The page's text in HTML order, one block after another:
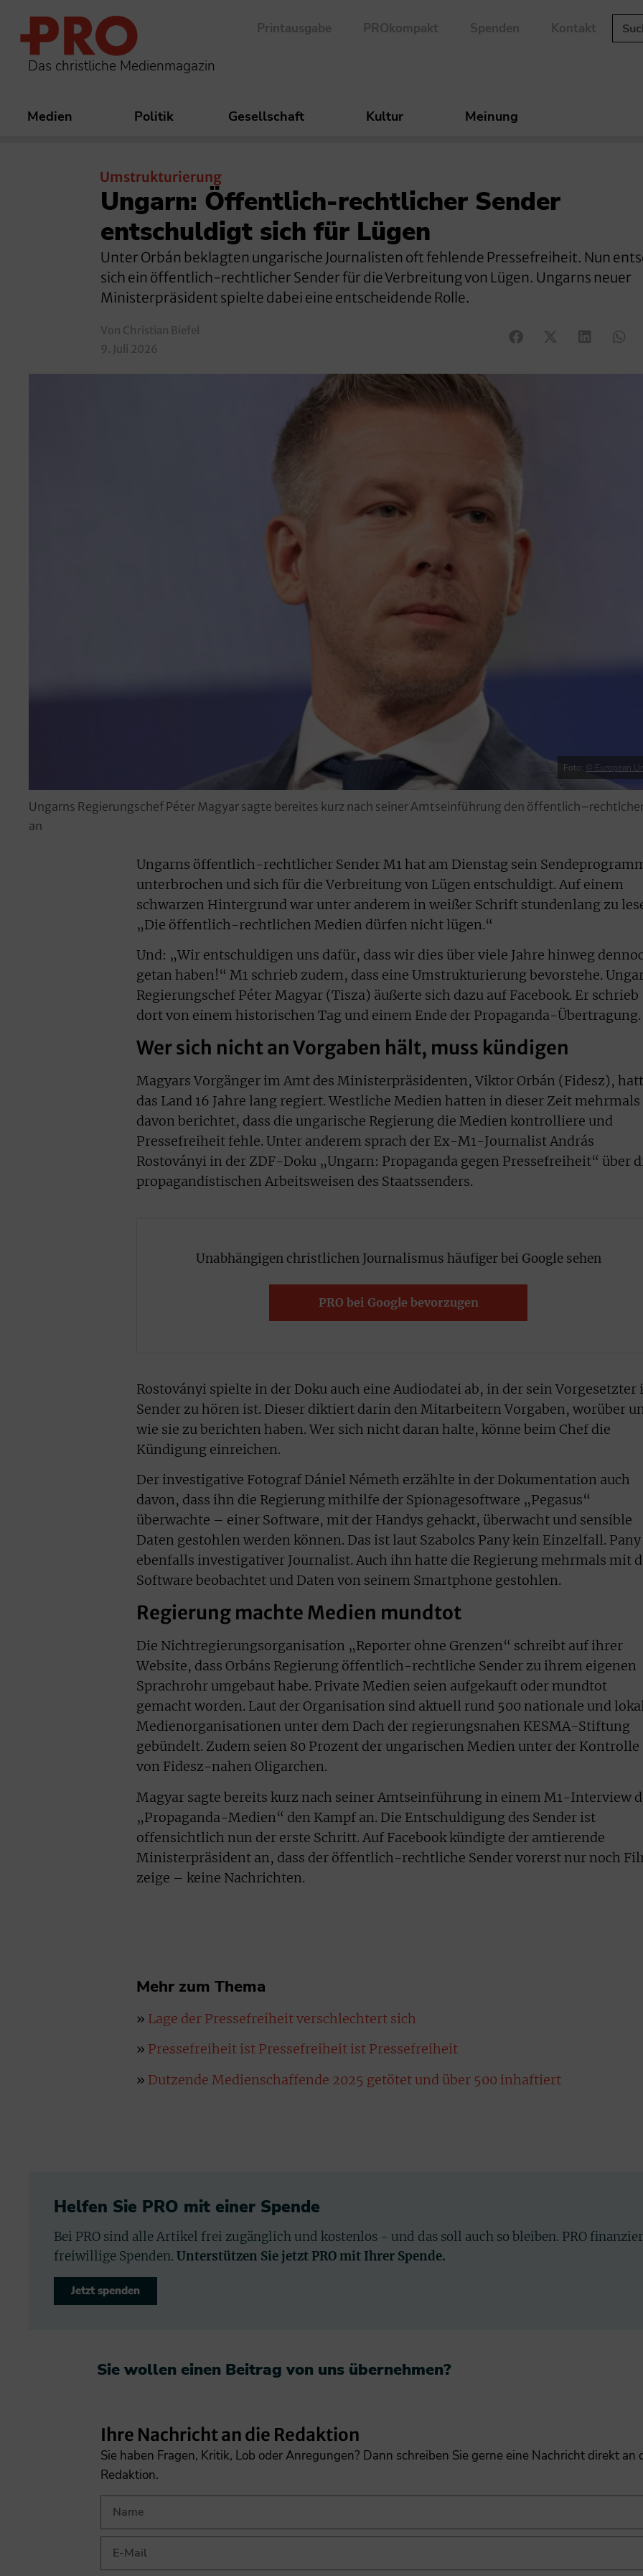
Das christliche Medienmagazin
Printausgabe PROkompakt Spenden Kontakt
Medien Politik Gesellschaft Kultur Meinung
Umstrukturierung
Ungarn: Öffentlich-rechtlicher Sender
entschuldigt sich für Lügen
Unter Orbán beklagten ungarische Journalisten oft fehlende Pressefreiheit. Nun
sich ein öffentlich-rechtlicher Sender für die Verbreitung von Lügen. Ungarns neuer
Ministerpräsident spielte dabei eine entscheidende Rolle.
Von Christian Biefel
9. Juli 2026
Foto: © European
Ungarns Regierungschef Péter Magyar sagte bereites kurz nach seiner Amtseinführung den
an
Ungarns öffentlich-rechtlicher Sender M1 hat am Dienstag sein
unterbrochen und sich für die Verbreitung von Lügen entschuldigt. Auf einem
schwarzen Hintergrund war unter anderem in weißer Schrift stundenlang zu
„Die öffentlich-rechtlichen Medien dürfen nicht lügen.“
Und: „Wir entschuldigen uns dafür, dass wir dies über viele Jahre hinweg
getan haben!“ M1 schrieb zudem, dass eine Umstrukturierung bevorstehe.
Regierungschef Péter Magyar (Tisza) äußerte sich dazu auf Facebook. Er schrieb
dort von einem historischen Tag und einem Ende der Propaganda-Übertragung.
Wer sich nicht an Vorgaben hält, muss kündigen
Magyars Vorgänger im Amt des Ministerpräsidenten, Viktor Orbán (Fidesz),
das Land 16 Jahre lang regiert. Westliche Medien hatten in dieser Zeit mehrmals
davon berichtet, dass die ungarische Regierung die Medien kontrolliere und
Pressefreiheit fehle. Unter anderem sprach der Ex-M1-Journalist András
Rostoványi in der ZDF-Doku „Ungarn: Propaganda gegen Pressefreiheit“ über
propagandistischen Arbeitsweisen des Staatssenders.
Unabhängigen christlichen Journalismus häufiger bei Google sehen
PRO bei Google bevorzugen
Rostoványi spielte in der Doku auch eine Audiodatei ab, in der sein Vorgesetzter
Sender zu hören ist. Dieser diktiert darin den Mitarbeitern Vorgaben, worüber
wie sie zu berichten haben. Wer sich nicht daran halte, könne beim Chef die
Kündigung einreichen.
Der investigative Fotograf Dániel Németh erzählte in der Dokumentation auch
davon, dass ihn die Regierung mithilfe der Spionagesoftware „Pegasus“
überwachte – einer Software, mit der Handys gehackt, überwacht und sensible
Daten gestohlen werden können. Das ist laut Szabolcs Pany kein Einzelfall.
ebenfalls investigativer Journalist. Auch ihn hatte die Regierung mehrmals mit
Software beobachtet und Daten von seinem Smartphone gestohlen.
Regierung machte Medien mundtot
Die Nichtregierungsorganisation „Reporter ohne Grenzen“ schreibt auf ihrer
Website, dass Orbáns Regierung öffentlich-rechtliche Sender zu ihrem eigenen
Sprachrohr umgebaut habe. Private Medien seien aufgekauft oder mundtot
gemacht worden. Laut der Organisation sind aktuell rund 500 nationale und
Medienorganisationen unter dem Dach der regierungsnahen KESMA-Stiftung
gebündelt. Zudem seien 80 Prozent der ungarischen Medien unter der Kontrolle
von Fidesz-nahen Oligarchen.
Magyar sagte bereits kurz nach seiner Amtseinführung in einem M1-Interview
„Propaganda-Medien“ den Kampf an. Die Entschuldigung des Sender ist
offensichtlich nun der erste Schritt. Auf Facebook kündigte der amtierende
Ministerpräsident an, dass der öffentlich-rechtliche Sender vorerst nur noch
zeige – keine Nachrichten.
Mehr zum Thema
» Lage der Pressefreiheit verschlechtert sich
» Pressefreiheit ist Pressefreiheit ist Pressefreiheit
» Dutzende Medienschaffende 2025 getötet und über 500 inhaftiert
Helfen Sie PRO mit einer Spende
Bei PRO sind alle Artikel frei zugänglich und kostenlos - und das soll auch so bleiben. PRO
freiwillige Spenden. Unterstützen Sie jetzt PRO mit Ihrer Spende.
Jetzt spenden
Sie wollen einen Beitrag von uns übernehmen?​
Ihre Nachricht an die Redaktion
Sie haben Fragen, Kritik, Lob oder Anregungen? Dann schreiben Sie gerne eine Nachricht direkt an
Redaktion.